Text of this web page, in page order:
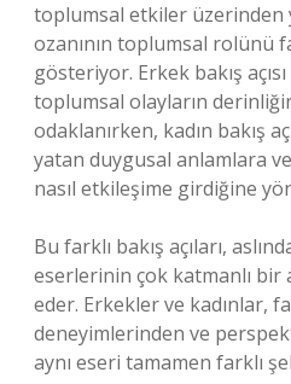
toplumsal etkiler üzerinden
ozanının toplumsal rolünü
gösteriyor. Erkek bakış
toplumsal olayların
odaklanırken, kadın bakış
yatan duygusal anlamlara
nasıl etkileşime girdiğine
Bu farklı bakış açıları,
eserlerinin çok katmanlı bir
eder. Erkekler ve kadınlar,
deneyimlerinden ve
aynı eseri tamamen farklı